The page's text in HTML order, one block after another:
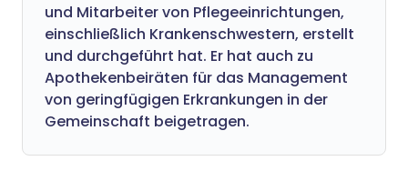
und Mitarbeiter von Pflegeeinrichtungen,
einschließlich Krankenschwestern, erstellt
und durchgeführt hat. Er hat auch zu
Apothekenbeiräten für das Management
von geringfügigen Erkrankungen in der
Gemeinschaft beigetragen.